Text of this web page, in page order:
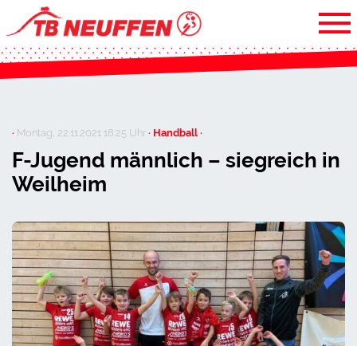
· Montag, 22.11.2021 18:25 Uhr· Handball ·
F-Jugend männlich – siegreich in
Weilheim